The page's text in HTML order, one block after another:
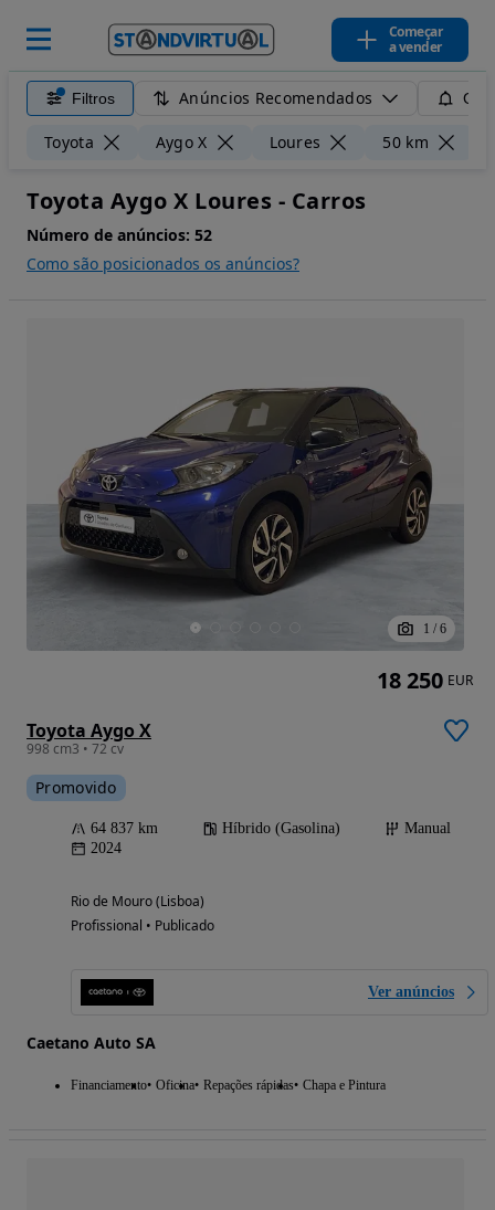
Começar
a vender
Filtros Anúncios Recomendados
Toyota Aygo X Loures 50 km
Toyota Aygo X Loures - Carros
Número de anúncios: 52
Como são posicionados os anúncios?
1 / 6
Toyota Aygo X
998 cm3 • 72 cv
Promovido
64 837 km Híbrido (Gasolina)
Manual
2024
Rio de Mouro (Lisboa)
Profissional • Publicado
Ver anúncios
Caetano Auto SA
Financiamento Oficina Repações rápidas Chapa e Pintura
18 250 EUR